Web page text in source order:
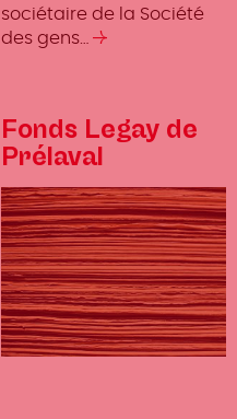
sociétaire de la Société
des gens…
Fonds Legay de
Prélaval